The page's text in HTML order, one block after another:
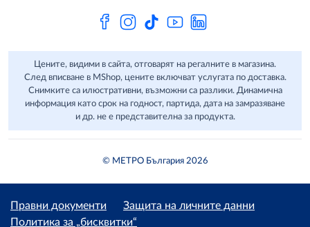
Цените, видими в сайта, отговарят на регалните в магазина.
След вписване в MShop, цените включват услугата по доставка.
Снимките са илюстративни, възможни са разлики. Динамична
информация като срок на годност, партида, дата на замразяване
и др. не е представителна за продукта.
© МЕТРО България 2026
Правни документи
Защита на личните данни
Политика за „бисквитки“